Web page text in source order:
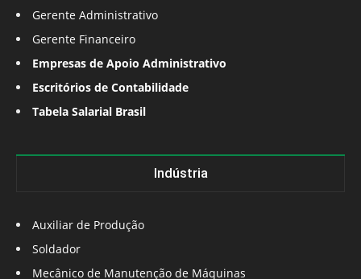
Gerente Administrativo
Gerente Financeiro
Empresas de Apoio Administrativo
Escritórios de Contabilidade
Tabela Salarial Brasil
Indústria
Auxiliar de Produção
Soldador
Mecânico de Manutenção de Máquinas